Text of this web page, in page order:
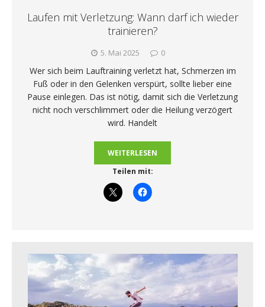
Laufen mit Verletzung: Wann darf ich wieder
trainieren?
5. Mai 2025 0
Wer sich beim Lauftraining verletzt hat, Schmerzen im
Fuß oder in den Gelenken verspürt, sollte lieber eine
Pause einlegen. Das ist nötig, damit sich die Verletzung
nicht noch verschlimmert oder die Heilung verzögert
wird. Handelt
WEITERLESEN
Teilen mit: